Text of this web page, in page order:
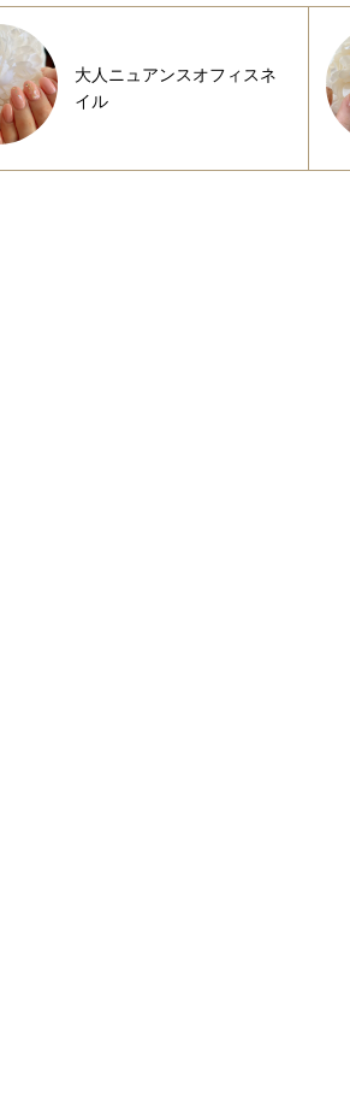
大人ニュアンスオフィスネ
イル